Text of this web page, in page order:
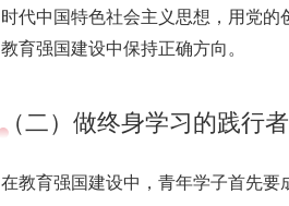
时代中国特色社会主义思想，用党
教育强国建设中保持正确方向。
（二）做终身学习的践行者
在教育强国建设中，青年学子首先要